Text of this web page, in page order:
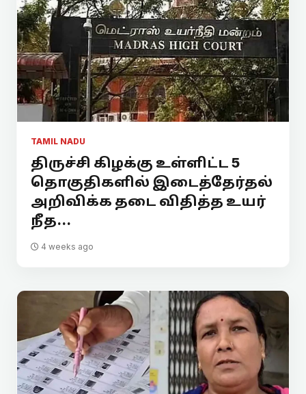
TAMIL NADU
திருச்சி கிழக்கு உள்ளிட்ட 5
தொகுதிகளில் இடைத்தேர்தல்
அறிவிக்க தடை விதித்த உயர்
நீத...
4 weeks ago